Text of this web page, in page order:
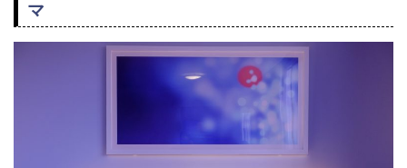
マ